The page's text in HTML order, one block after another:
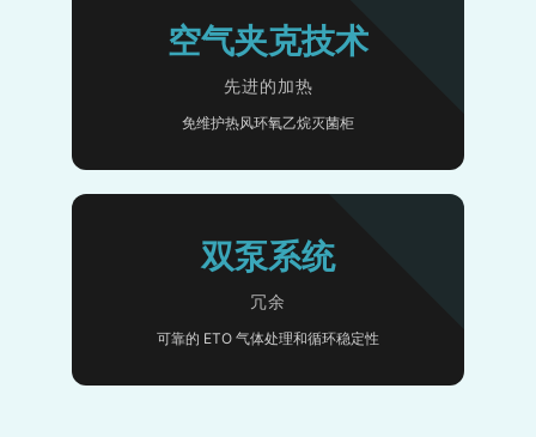
空气夹克技术
先进的加热
免维护热风环氧乙烷灭菌柜
双泵系统
冗余
可靠的 ETO 气体处理和循环稳定性